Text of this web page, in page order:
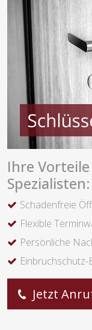
Ihre
Spezialisten:
Schadenfreie
Flexible
Persönliche
Jetzt